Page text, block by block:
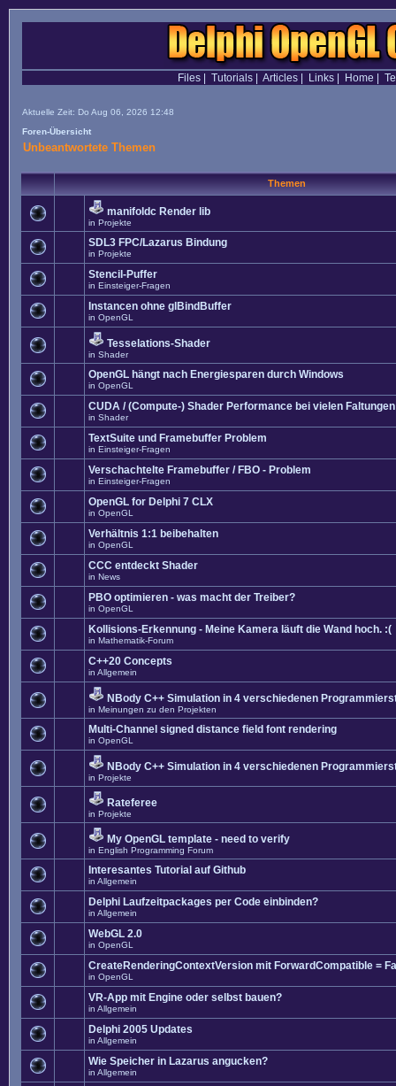
Files| Tutorials| Articles| Links| Home
Aktuelle Zeit: Do Aug 06, 2026 12:48
Foren-Übersicht
Unbeantwortete Themen
Themen
manifoldc Render lib
in Projekte
SDL3 FPC/Lazarus Bindung
in Projekte
Stencil-Puffer
in Einsteiger-Fragen
Instancen ohne glBindBuffer
in OpenGL
Tesselations-Shader
in Shader
OpenGL hängt nach Energiesparen durch Windows
in OpenGL
CUDA / (Compute-) Shader Performance bei vielen Faltungen
in Shader
TextSuite und Framebuffer Problem
in Einsteiger-Fragen
Verschachtelte Framebuffer / FBO - Problem
in Einsteiger-Fragen
OpenGL for Delphi 7 CLX
in OpenGL
Verhältnis 1:1 beibehalten
in OpenGL
CCC entdeckt Shader
in News
PBO optimieren - was macht der Treiber?
in OpenGL
Kollisions-Erkennung - Meine Kamera läuft die Wand hoch. :(
in Mathematik-Forum
C++20 Concepts
in Allgemein
NBody C++ Simulation in 4 verschiedenen
in Meinungen zu den Projekten
Multi-Channel signed distance field font rendering
in OpenGL
NBody C++ Simulation in 4 verschiedenen
in Projekte
Rateferee
in Projekte
My OpenGL template - need to verify
in English Programming Forum
Interesantes Tutorial auf Github
in Allgemein
Delphi Laufzeitpackages per Code einbinden?
in Allgemein
WebGL 2.0
in OpenGL
CreateRenderingContextVersion mit ForwardCompatible =
in OpenGL
VR-App mit Engine oder selbst bauen?
in Allgemein
Delphi 2005 Updates
in Allgemein
Wie Speicher in Lazarus angucken?
in Allgemein